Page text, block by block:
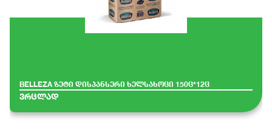
BELLEZA ზეტი დისპანსერი ხელსახოცი 150ც*12ც
ვრცლად